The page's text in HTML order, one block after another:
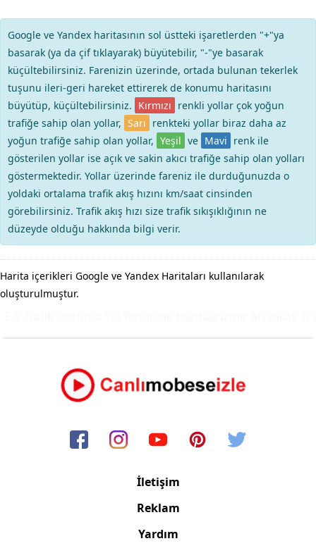
Google ve Yandex haritasının sol üstteki işaretlerden "+"ya
basarak (ya da çif tıklayarak) büyütebilir, "-"ye basarak
küçültebilirsiniz. Farenizin üzerinde, ortada bulunan tekerlek
tuşunu ileri-geri hareket ettirerek de konumu haritasını
büyütüp, küçültebilirsiniz. Kırmızı renkli yollar çok yoğun
trafiğe sahip olan yollar, Sarı renkteki yollar biraz daha az
yoğun trafiğe sahip olan yollar, Yeşil ve Mavi renk ile
gösterilen yollar ise açık ve sakin akıcı trafiğe sahip olan yolları
göstermektedir. Yollar üzerinde fareniz ile durduğunuzda o
yoldaki ortalama trafik akış hızını km/saat cinsinden
görebilirsiniz. Trafik akış hızı size trafik sıkışıklığının ne
düzeyde olduğu hakkında bilgi verir.
Harita içerikleri Google ve Yandex Haritaları kullanılarak
oluşturulmuştur.
İletişim
Reklam
Yardım